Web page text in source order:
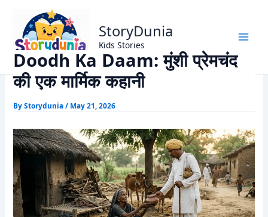
content
StoryDunia
Kids Stories
Home
Munshi Premchand Stories
Doodh Ka Daam: मुंशी प्रेमचंद की एक मार्मिक कहानी
Doodh Ka Daam: मुंशी प्रेमचंद
की एक मार्मिक कहानी
ByStorydunia/ May 21, 2026